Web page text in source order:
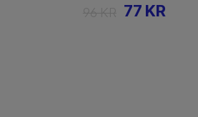
77 KR